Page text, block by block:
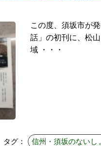
この度、須坂市が
話」の初刊に、松
域 ・・・
タグ： 信州・須坂のないし